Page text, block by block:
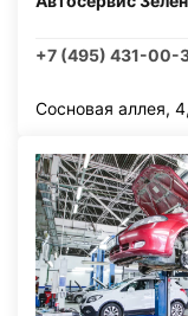
+7 (495) 431-00-
Сосновая аллея,